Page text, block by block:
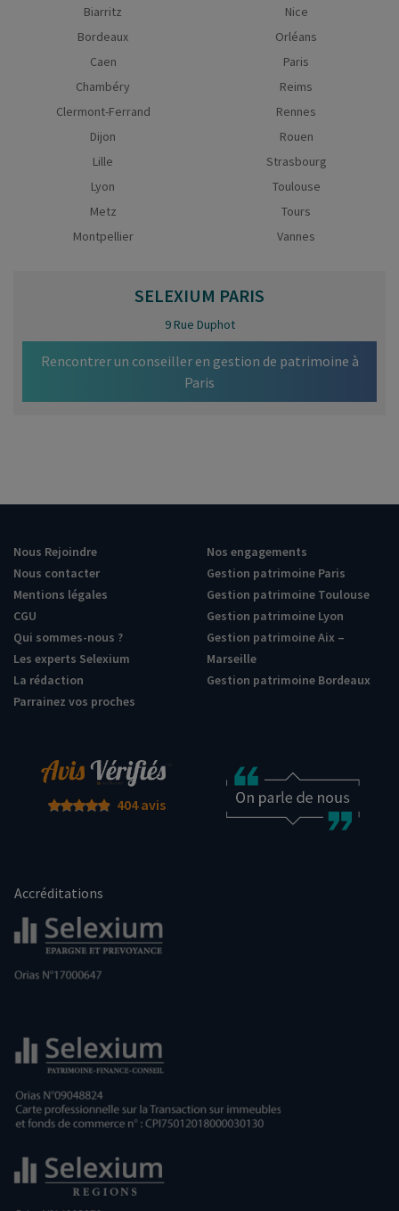
Biarritz
Bordeaux
Caen
Chambéry
Clermont-Ferrand
Dijon
Lille
Lyon
Metz
Montpellier
Nice
Orléans
Paris
Reims
Rennes
Rouen
Strasbourg
Toulouse
Tours
Vannes
SELEXIUM PARIS
9 Rue Duphot
Rencontrer un conseiller en gestion de patrimoine à
Paris
Nous Rejoindre
Nous contacter
Mentions légales
CGU
Qui sommes-nous ?
Les experts Selexium
La rédaction
Parrainez vos proches
Nos engagements
Gestion patrimoine Paris
Gestion patrimoine Toulouse
Gestion patrimoine Lyon
Gestion patrimoine Aix –
Marseille
Gestion patrimoine Bordeaux
404 avis
Accréditations